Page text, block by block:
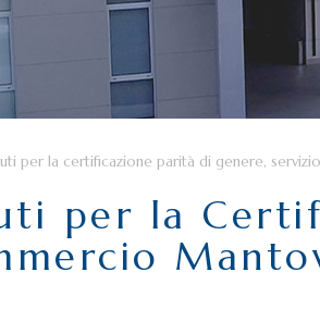
per la certificazione parità di genere,
per la